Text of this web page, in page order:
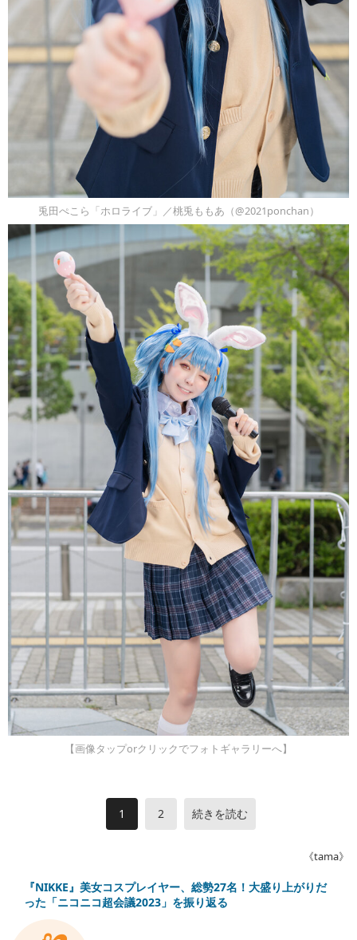
兎田ぺこら「ホロライブ」／桃兎ももあ（@2021ponchan）
【画像タップorクリックでフォトギャラリーへ】
1 2 続きを読む
《tama》
『NIKKE』美女コスプレイヤー、総勢27名！大盛り上がりだ
った「ニコニコ超会議2023」を振り返る